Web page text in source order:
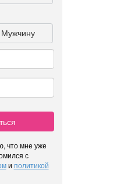
Мужчину
что мне уже
с
и политикой